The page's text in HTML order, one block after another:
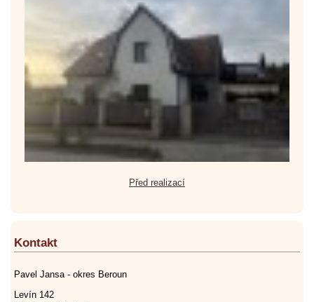
Před realizací
Kontakt
Pavel Jansa - okres Beroun
Levín 142